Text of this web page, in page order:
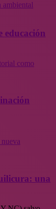
ambiental
educación
como
una